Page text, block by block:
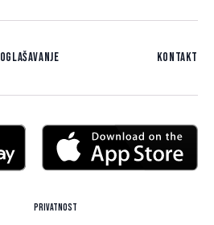
Oglašavanje Kontakt
Privatnost